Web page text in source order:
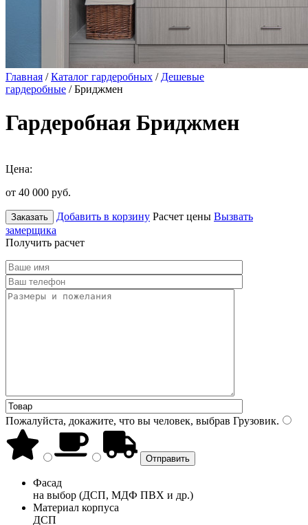
Главная /Каталог гардеробных / Дешевые
гардеробные / Бриджмен
Гардеробная Бриджмен
Цена:
от 40 000 руб.
Заказать Добавить в корзину Расчет цены Вызвать
замерщика
Получить расчет
Пожалуйста, докажите, что вы человек, выбрав Грузовик.
Фасад
на выбор (ДСП, МДФ ПВХ и др.)
Материал корпуса
ДСП